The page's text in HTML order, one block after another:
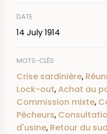
DATE
14 July 1914
MOTS-CLÉS
Crise sardinière,
Lock-out,Achat au
Commission mixte,
Pêcheurs,
d'usine, Retour du sud